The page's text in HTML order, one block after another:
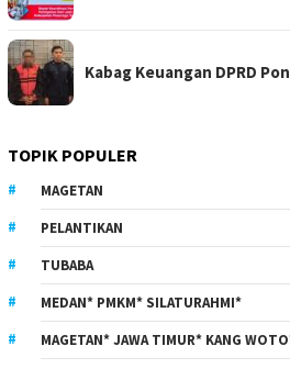
Kabag Keuangan DPRD
TOPIK POPULER
MAGETAN
PELANTIKAN
TUBABA
MEDAN* PMKM* SILATURAHMI*
MAGETAN* JAWA TIMUR* KANG